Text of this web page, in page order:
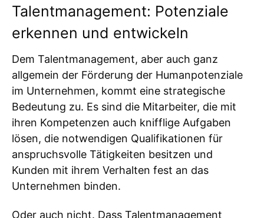
Talentmanagement: Potenziale
erkennen und entwickeln
Dem Talentmanagement, aber auch ganz
allgemein der Förderung der Humanpotenziale
im Unternehmen, kommt eine strategische
Bedeutung zu. Es sind die Mitarbeiter, die mit
ihren Kompetenzen auch knifflige Aufgaben
lösen, die notwendigen Qualifikationen für
anspruchsvolle Tätigkeiten besitzen und
Kunden mit ihrem Verhalten fest an das
Unternehmen binden.
Oder auch nicht. Dass Talentmanagement